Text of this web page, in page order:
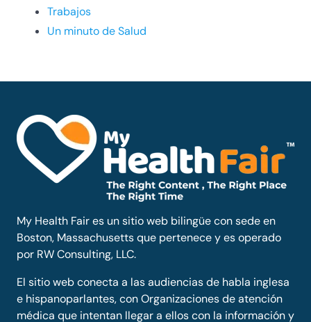
Trabajos
Un minuto de Salud
My Health Fair es un sitio web bilingüe con sede en
Boston, Massachusetts que pertenece y es operado
por RW Consulting, LLC.
El sitio web conecta a las audiencias de habla inglesa
e hispanoparlantes, con Organizaciones de atención
médica que intentan llegar a ellos con la información y